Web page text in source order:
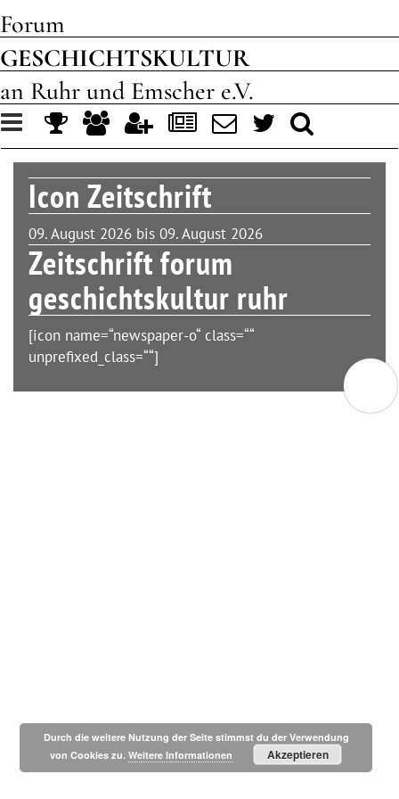
Forum
GESCHICHTSKULTUR
an Ruhr und Emscher e.V.
Toggle
navigation
Icon Zeitschrift
09. August 2026 bis 09. August 2026
Zeitschrift forum
geschichtskultur ruhr
[icon name=“newspaper-o“ class=““
unprefixed_class=““]
Durch die weitere Nutzung der Seite stimmst du der Verwendung
von Cookies zu.Weitere Informationen Akzeptieren